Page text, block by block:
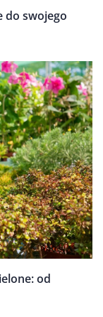
do swojego
od